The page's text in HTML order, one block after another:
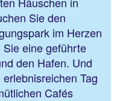
Sie den
im Herzen
eine geführte
den Hafen. Und
Tag
Cafés